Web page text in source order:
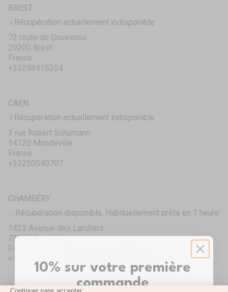
BREST
Récupération actuellement indisponible
72 route de Gouesnou
29200 Brest
France
+33298415204
CAEN
Récupération actuellement indisponible
3 rue Robert Schumann
14120 Mondeville
France
+33250540707
CHAMBÉRY
Récupération disponible, Habituellement prête en 1 heure
1423 Avenue des Landiers
73000 Chambéry
France
+33458440040
10% sur votre première
commande